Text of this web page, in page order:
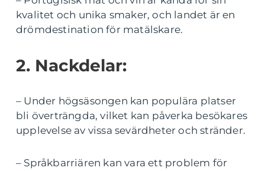
kvalitet och unika smaker, och landet är en
drömdestination för matälskare.
2. Nackdelar:
– Under högsäsongen kan populära platser
bli överträngda, vilket kan påverka besökares
upplevelse av vissa sevärdheter och stränder.
– Språkbarriären kan vara ett problem för